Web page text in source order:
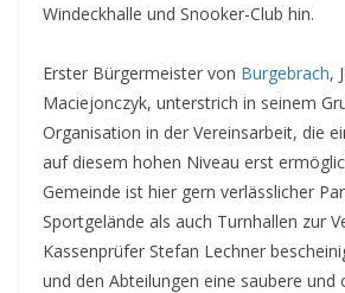
Windeckhalle und Snooker-Club hin.
Erster Bürgermeister von Burgebrach,
Maciejonczyk, unterstrich in seinem
Organisation in der Vereinsarbeit, die
auf diesem hohen Niveau erst
Gemeinde ist hier gern verlässlicher
Sportgelände als auch Turnhallen zur
Kassenprüfer Stefan Lechner
und den Abteilungen eine saubere und